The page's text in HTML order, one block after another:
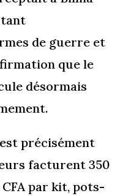
de guerre et
que le
désormais
précisément
facturent 350
par kit, pots-